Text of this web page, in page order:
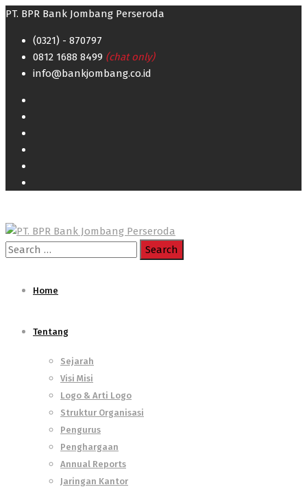
PT. BPR Bank Jombang Perseroda
(0321) - 870797
0812 1688 8499 (chat only)
info@bankjombang.co.id
Search
Home
Tentang
Sejarah
Visi Misi
Logo & Arti Logo
Struktur Organisasi
Pengurus
Penghargaan
Annual Reports
Jaringan Kantor